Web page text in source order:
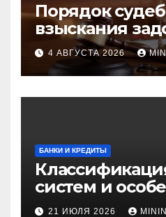
Порядок
взыскания
ключевые
нюансы
4 АВГУСТА 2026
БАНКИ И КРЕДИТЫ
систем и
установки
21 ИЮЛЯ 2026